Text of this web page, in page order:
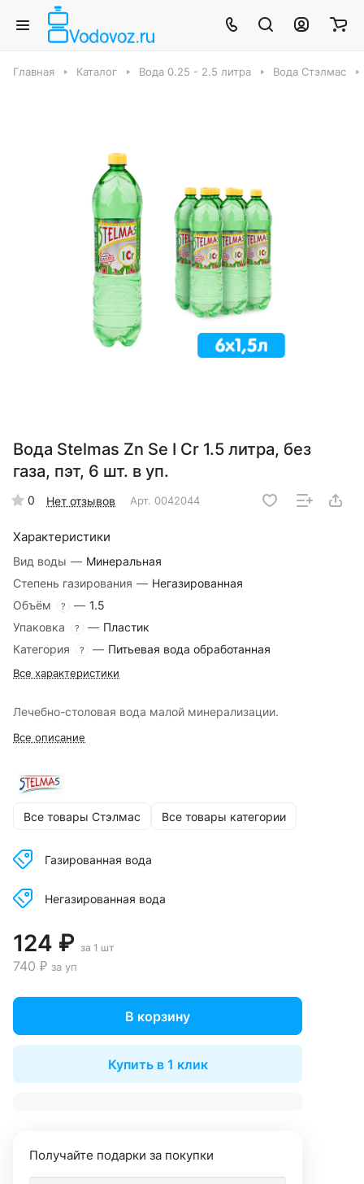
Главная Каталог Вода 0.25 - 2.5 литра Вода Стэлмас
Вода Stelmas Zn Se I Cr 1.5 литра, без
газа, пэт, 6 шт. в уп.
0 Нет отзывов Арт. 0042044
Характеристики
Вид воды — Минеральная
Степень газирования — Негазированная
Объём
? — 1.5
Упаковка
? — Пластик
Категория
? — Питьевая вода обработанная
Все характеристики
Лечебно-столовая вода малой минерализации.
Все описание
Все товары Стэлмас Все товары категории
Газированная вода
Негазированная вода
124 ₽ за 1 шт
740 ₽ за уп
В корзину
Купить в 1 клик
Получайте подарки за покупки